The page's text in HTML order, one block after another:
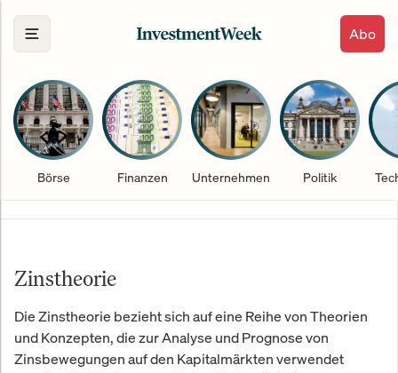
Abo
Börse Finanzen Unternehmen Politik
Zinstheorie
Die Zinstheorie bezieht sich auf eine Reihe von Theorien
und Konzepten, die zur Analyse und Prognose von
Zinsbewegungen auf den Kapitalmärkten verwendet